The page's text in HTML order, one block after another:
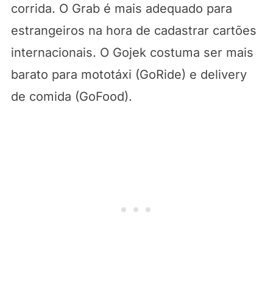
corrida. O Grab é mais adequado para
estrangeiros na hora de cadastrar cartões
internacionais. O Gojek costuma ser mais
barato para mototáxi (GoRide) e delivery
de comida (GoFood).